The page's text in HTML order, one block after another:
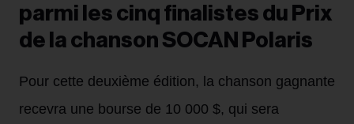
parmi les cinq finalistes du Prix
de la chanson SOCAN Polaris
Pour cette deuxième édition, la chanson gagnante
recevra une bourse de 10 000 $, qui sera